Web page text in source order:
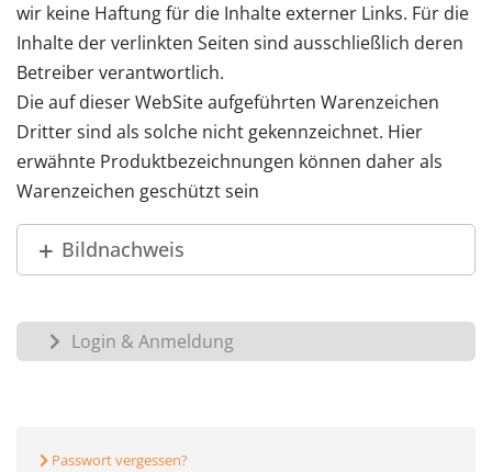
wir keine Haftung für die Inhalte externer Links. Für die
Inhalte der verlinkten Seiten sind ausschließlich deren
Betreiber verantwortlich.
Die auf dieser WebSite aufgeführten Warenzeichen
Dritter sind als solche nicht gekennzeichnet. Hier
erwähnte Produktbezeichnungen können daher als
Warenzeichen geschützt sein
Bildnachweis
Login & Anmeldung
Passwort vergessen?